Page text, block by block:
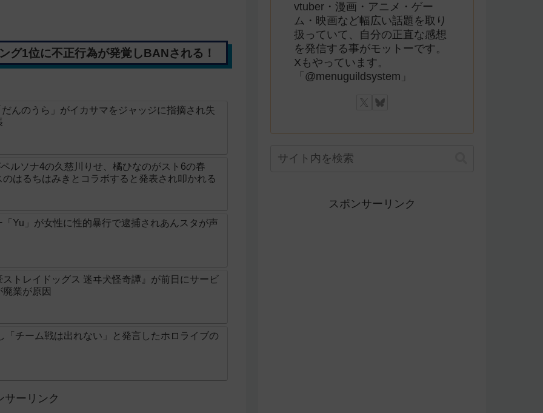
グ1位に不正行為が発覚しBANされる！
んのうら」がイカサマをジャッジに指摘され失
ルソナ4の久慈川りせ、橘ひなのがスト6の春
はるちはみきとコラボすると発表され叩かれる
Yu」が女性に性的暴行で逮捕されあんスタが声
トレイドッグス 迷ヰ犬怪奇譚』が前日にサービ
業が原因
「チーム戦は出れない」と発言したホロライブの
サーリンク
vtuber・漫画・アニメ・ゲー
ム・映画など幅広い話題を取り
扱っていて、自分の正直な感想
を発信する事がモットーです。
Xもやっています。
「@menuguildsystem」
スポンサーリンク